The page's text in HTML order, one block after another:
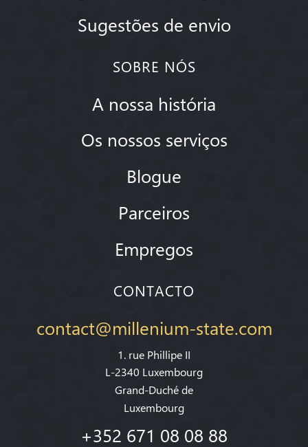
Sugestões de envio
SOBRE NÓS
A nossa história
Os nossos serviços
Blogue
Parceiros
Empregos
CONTACTO
contact@millenium-state.com
1. rue Phillipe II
L-2340 Luxembourg
Grand-Duché de
Luxembourg
+352 671 08 08 88